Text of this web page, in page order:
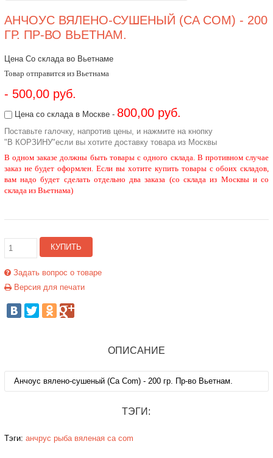
АНЧОУС ВЯЛЕНО-СУШЕНЫЙ (CA COM) - 200
ГР. ПР-ВО ВЬЕТНАМ.
Цена Со склада во Вьетнаме
Товар отправится из Вьетнама
- 500,00 руб.
Цена со склада в Москве - 800,00 руб.
Поставьте галочку, напротив цены, и нажмите на кнопку
"В КОРЗИНУ"если вы хотите доставку товара из Москвы
В одном заказе должны быть товары с одного склада. В противном случае
заказ не будет оформлен. Если вы хотите купить товары с обоих складов,
вам надо будет сделать отдельно два заказа (со склада из Москвы и со
склада из Вьетнама)
КУПИТЬ
Задать вопрос о товаре
Версия для печати
ОПИСАНИЕ
Анчоус вялено-сушеный (Ca Com) - 200 гр. Пр-во Вьетнам.
ТЭГИ:
Тэги: анчрус рыба вяленая ca com